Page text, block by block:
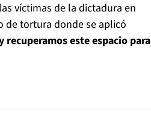
víctimas de la dictadura en
de tortura donde se aplicó
recuperamos este espacio para